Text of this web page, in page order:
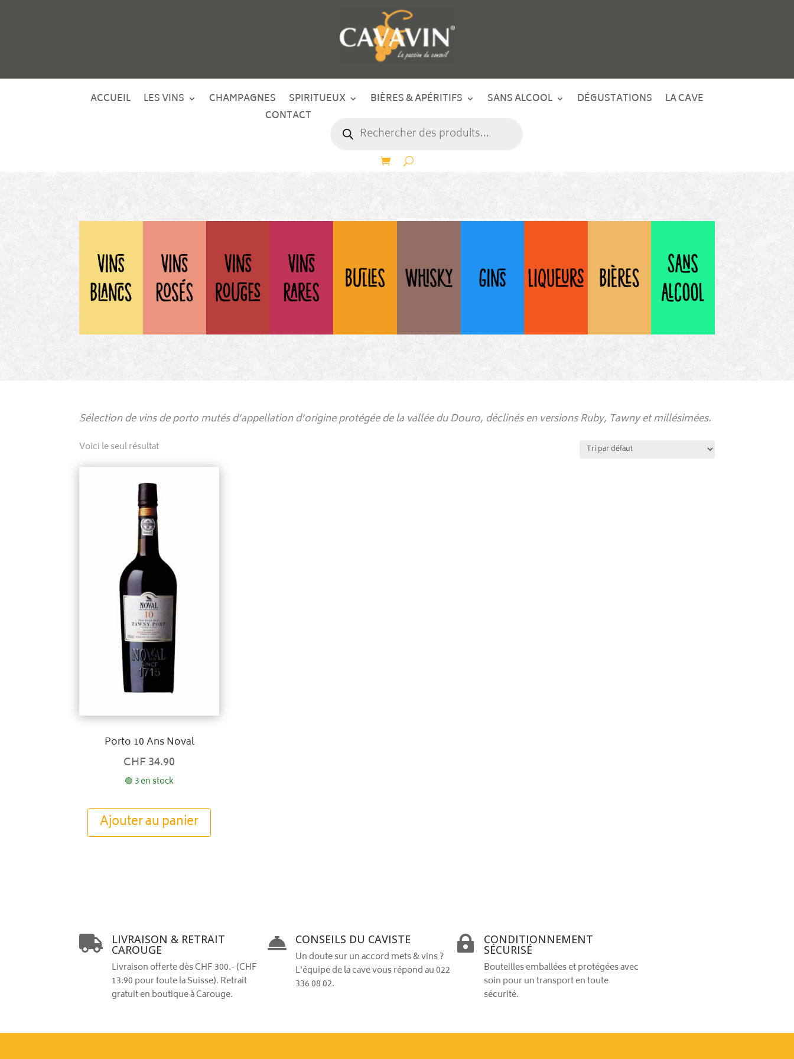
ACCUEIL LES VINS CHAMPAGNES SPIRITUEUX BIÈRES & APÉRITIFS SANS ALCOOL DÉGUSTATIONS
LA CAVE
CONTACT
produits
Sélection de vins de porto mutés d’appellation d’origine protégée de la vallée du Douro, déclinés en versions Ruby, Tawny et millésimées.
Voici le seul résultat
Porto 10 Ans Noval
CHF34.90
🟢 3 en stock
Ajouter au panier
 LIVRAISON & RETRAIT
CAROUGE
Livraison offerte dès CHF 300.- (CHF
13.90 pour toute la Suisse). Retrait
gratuit en boutique à Carouge.
 CONSEILS DU CAVISTE
Un doute sur un accord mets & vins ?
L'équipe de la cave vous répond au 022
336 08 02.
 CONDITIONNEMENT
SÉCURISÉ
Bouteilles emballées et protégées avec
soin pour un transport en toute
sécurité.